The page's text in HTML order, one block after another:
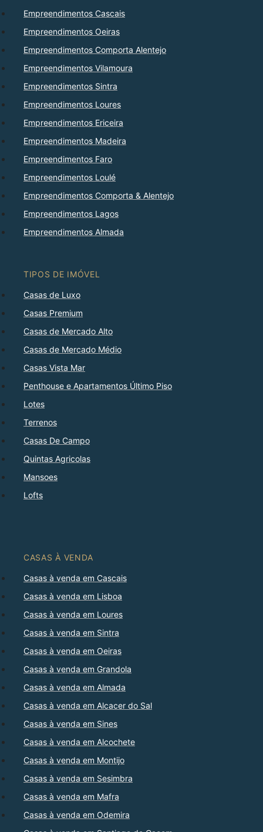
Empreendimentos Cascais
Empreendimentos Oeiras
Empreendimentos Comporta Alentejo
Empreendimentos Vilamoura
Empreendimentos Sintra
Empreendimentos Loures
Empreendimentos Ericeira
Empreendimentos Madeira
Empreendimentos Faro
Empreendimentos Loulé
Empreendimentos Comporta & Alentejo
Empreendimentos Lagos
Empreendimentos Almada
TIPOS DE IMÓVEL
Casas de Luxo
Casas Premium
Casas de Mercado Alto
Casas de Mercado Médio
Casas Vista Mar
Penthouse e Apartamentos Último Piso
Lotes
Terrenos
Casas De Campo
Quintas Agricolas
Mansoes
Lofts
CASAS À VENDA
Casas à venda em Cascais
Casas à venda em Lisboa
Casas à venda em Loures
Casas à venda em Sintra
Casas à venda em Oeiras
Casas à venda em Grandola
Casas à venda em Almada
Casas à venda em Alcacer do Sal
Casas à venda em Sines
Casas à venda em Alcochete
Casas à venda em Montijo
Casas à venda em Sesimbra
Casas à venda em Mafra
Casas à venda em Odemira